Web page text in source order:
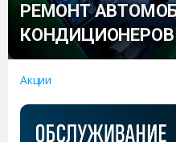
РЕМОНТ
КОНДИЦИОНЕРОВ
Акции